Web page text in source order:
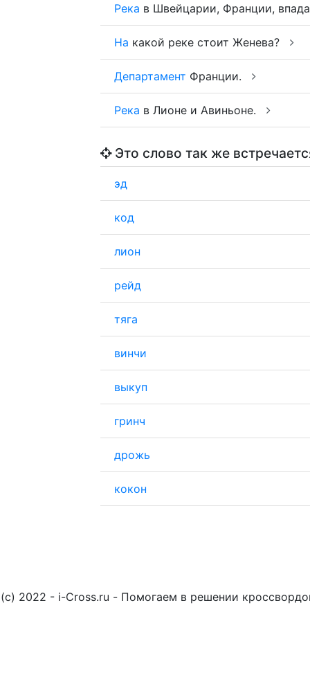
Река в Швейцарии, Франции,
На какой реке стоит Женева?
Департамент Франции.
Река в Лионе и Авиньоне.
Это слово так же
эд
код
лион
рейд
тяга
винчи
выкуп
гринч
дрожь
кокон
(c) 2022 - i-Cross.ru - Помогаем в решении